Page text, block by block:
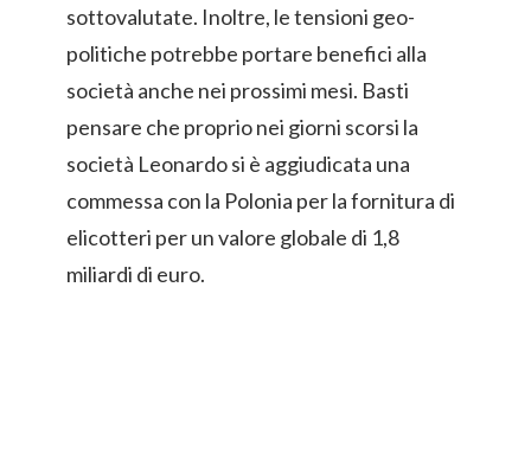
sottovalutate. Inoltre, le tensioni geo-
politiche potrebbe portare benefici alla
società anche nei prossimi mesi. Basti
pensare che proprio nei giorni scorsi la
società Leonardo si è aggiudicata una
commessa con la Polonia per la fornitura di
elicotteri per un valore globale di 1,8
miliardi di euro.